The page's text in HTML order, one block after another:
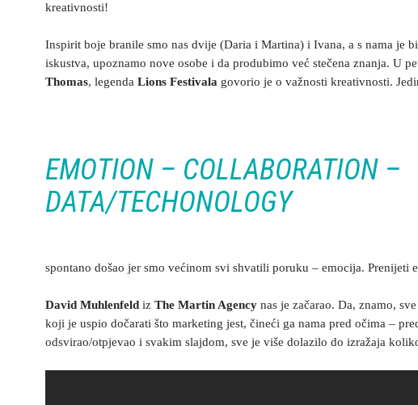
kreativnosti!
Inspirit boje branile smo nas dvije (Daria i Martina) i Ivana, a s nama je
iskustva, upoznamo nove osobe i da produbimo već stečena znanja. U
Thomas, legenda Lions Festivala govorio je o važnosti kreativnosti.
EMOTION – COLLABORATION –
DATA/TECHONOLOGY
spontano došao jer smo većinom svi shvatili poruku – emocija.
David Muhlenfeld iz The Martin Agency nas je začarao. Da, znamo,
koji je uspio dočarati što marketing jest, čineći ga nama pred očima –
odsvirao/otpjevao i svakim slajdom, sve je više dolazilo do izražaja